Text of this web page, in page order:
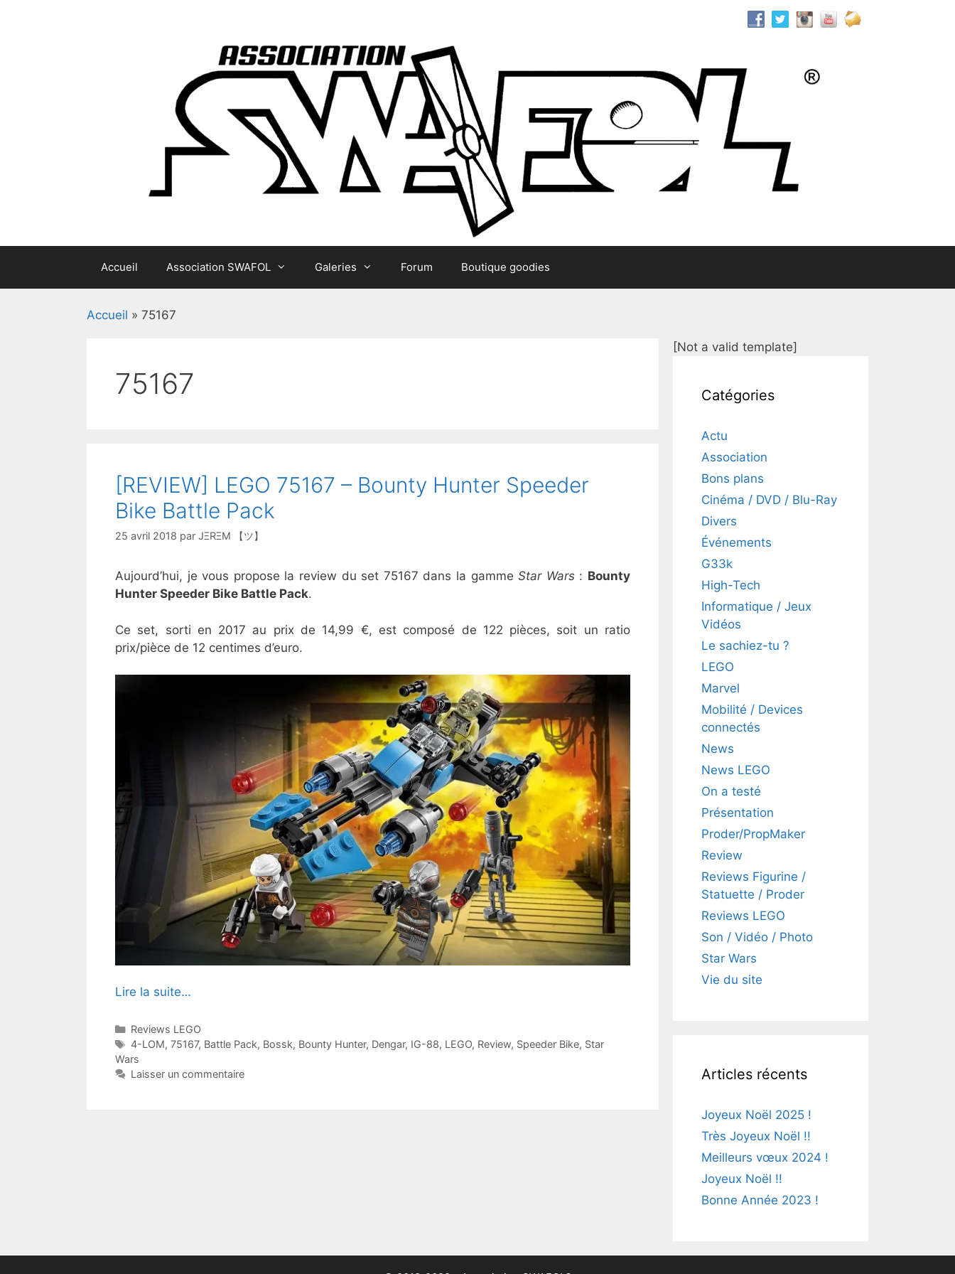
Accueil Association SWAFOL Galeries Forum Boutique goodies
Accueil » 75167
75167
[REVIEW] LEGO 75167 – Bounty Hunter Speeder
Bike Battle Pack
25 avril 2018 par JΞRΞM 【ツ】
Aujourd’hui, je vous propose la review du set 75167 dans la gammeStar Wars: Bounty
Hunter Speeder Bike Battle Pack.
Ce set, sorti en 2017 au prix de 14,99 €, est composé de 122 pièces, soit un ratio
prix/pièce de 12 centimes d’euro.
Lire la suite…
Catégories
Reviews LEGO
Étiquettes
4-LOM, 75167, Battle Pack, Bossk, Bounty Hunter, Dengar, IG-88, LEGO, Review, Speeder Bike, Star
Wars
Laisser un commentaire
[Not a valid template]
Catégories
Actu
Association
Bons plans
Cinéma / DVD / Blu-Ray
Divers
Événements
G33k
High-Tech
Informatique / Jeux
Vidéos
Le sachiez-tu ?
LEGO
Marvel
Mobilité / Devices
connectés
News
News LEGO
On a testé
Présentation
Proder/PropMaker
Review
Reviews Figurine /
Statuette / Proder
Reviews LEGO
Son / Vidéo / Photo
Star Wars
Vie du site
Articles récents
Joyeux Noël 2025 !
Très Joyeux Noël !!
Meilleurs vœux 2024 !
Joyeux Noël !!
Bonne Année 2023 !